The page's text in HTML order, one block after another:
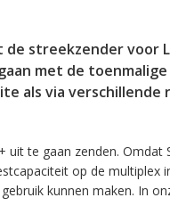
streekzender voor
met de
als via verschillende
uit te gaan zenden. Omdat
op de multiplex
kunnen maken. In